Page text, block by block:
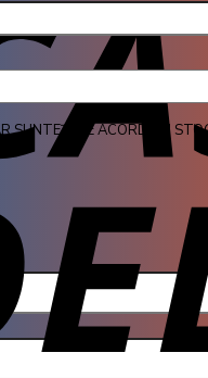
SUNTEȚI DE ACORD CU